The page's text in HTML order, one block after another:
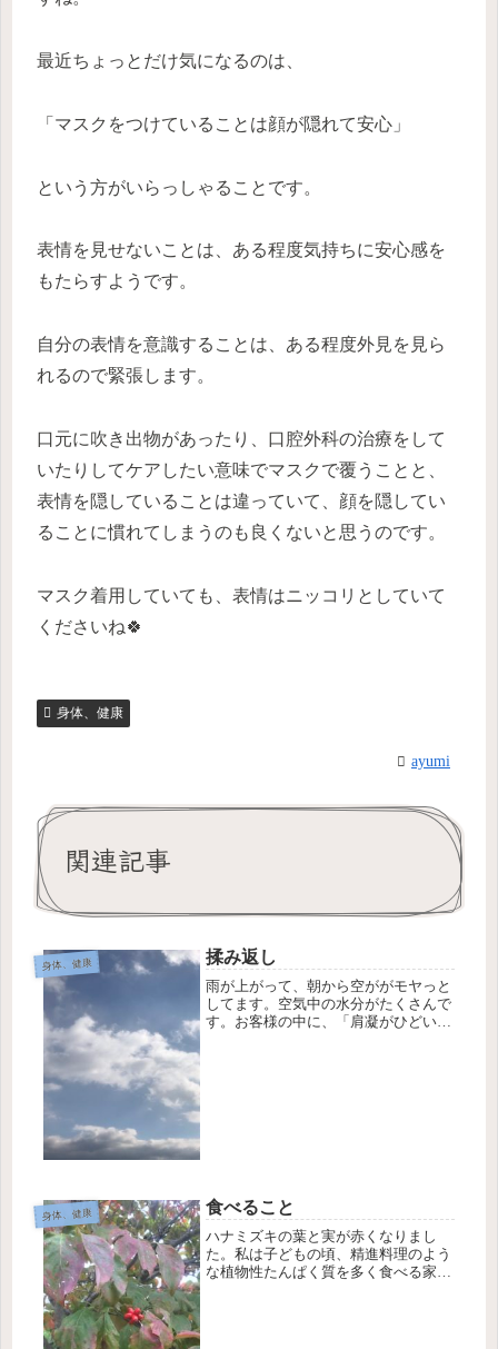
最近ちょっとだけ気になるのは、
「マスクをつけていることは顔が隠れて安心」
という方がいらっしゃることです。
表情を見せないことは、ある程度気持ちに安心感を
もたらすようです。
自分の表情を意識することは、ある程度外見を見ら
れるので緊張します。
口元に吹き出物があったり、口腔外科の治療をして
いたりしてケアしたい意味でマスクで覆うことと、
表情を隠していることは違っていて、顔を隠してい
ることに慣れてしまうのも良くないと思うのです。
マスク着用していても、表情はニッコリとしていて
くださいね🍀
身体、健康
ayumi
関連記事
身体、健康 揉み返し
雨が上がって、朝から空ががモヤっと
してます。空気中の水分がたくさんで
す。お客様の中に、「肩凝がひどいの
身体、健康 食べること
ハナミズキの葉と実が赤くなりまし
た。私は子どもの頃、精進料理のよう
な植物性たんぱく質を多く食べる家庭